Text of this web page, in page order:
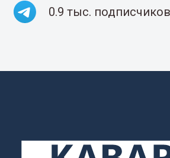
0.9 тыс. подписчиков